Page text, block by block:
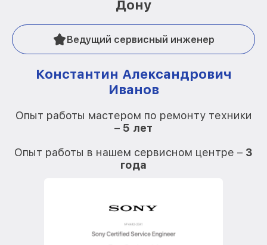
Дону
Ведущий сервисный инженер
Константин Александрович
Иванов
Опыт работы мастером по ремонту техники
– 5 лет
Опыт работы в нашем сервисном центре – 3
года